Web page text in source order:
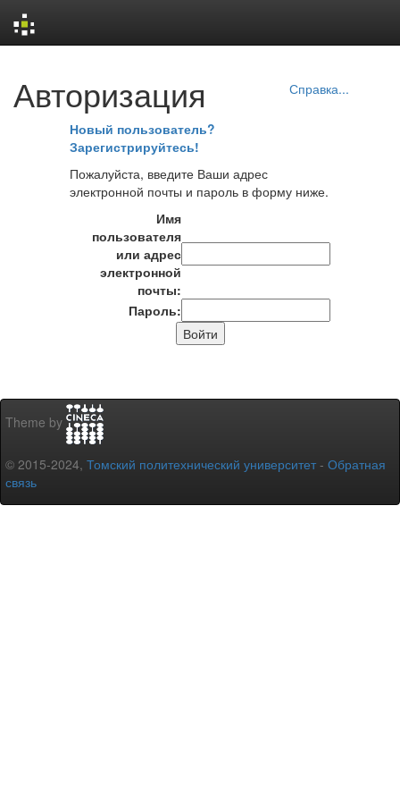
navigation
Авторизация Справка...
Новый пользователь?
Зарегистрируйтесь!
Пожалуйста, введите Ваши адрес
электронной почты и пароль в форму ниже.
Имя
пользователя
или адрес
электронной
почты:
Пароль:
Theme by
© 2015-2024, Томский политехнический университет - Обратная
связь